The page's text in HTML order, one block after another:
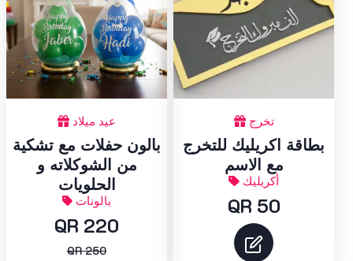
عيد ميلاد
بالون حفلات مع تشكية
من الشوكلاته و
الحلويات
بالونات
QR 220
QR 250
تخرج
بطاقة اكريليك للتخرج
مع الاسم
أكريليك
QR 50